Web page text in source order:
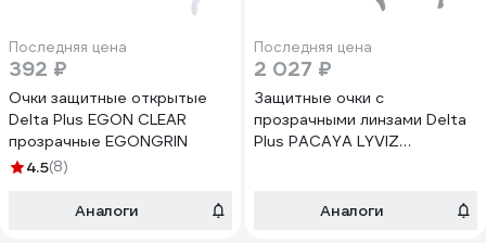
Последняя цена
392 ₽
Очки защитные открытые
Delta Plus EGON CLEAR
прозрачные EGONGRIN
4.5(8)
Аналоги
Последняя цена
2 027 ₽
Защитные очки с
прозрачными линзами Delta
Plus PACAYA LYVIZ
Аналоги